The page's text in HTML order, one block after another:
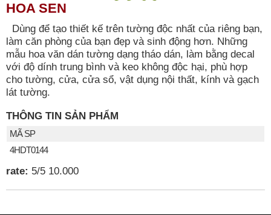
HOA SEN
Dùng để tạo thiết kế trên tường độc nhất của riêng bạn,
làm căn phòng của bạn đẹp và sinh động hơn. Những
mẫu hoa văn dán tường dạng tháo dán, làm bằng decal
với độ dính trung bình và keo không độc hại, phù hợp
cho tường, cửa, cửa sổ, vật dụng nội thất, kính và gạch
lát tường.
THÔNG TIN SẢN PHẨM
MÃ SP
4HDT0144
rate: 5/5 10.000